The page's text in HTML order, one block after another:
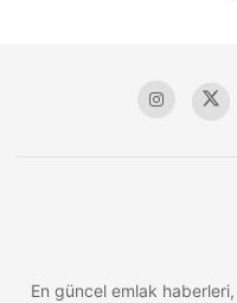
En güncel emlak haberleri,